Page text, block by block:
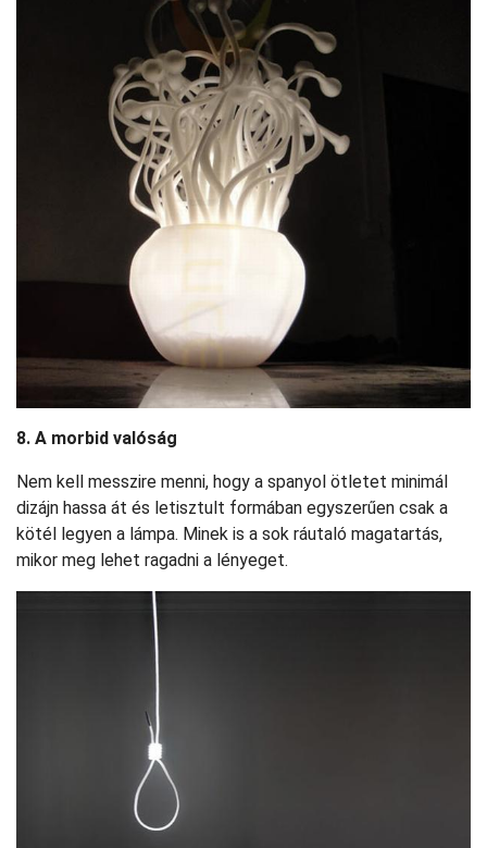
8. A morbid valóság
Nem kell messzire menni, hogy a spanyol ötletet minimál
dizájn hassa át és letisztult formában egyszerűen csak a
kötél legyen a lámpa. Minek is a sok ráutaló magatartás,
mikor meg lehet ragadni a lényeget.